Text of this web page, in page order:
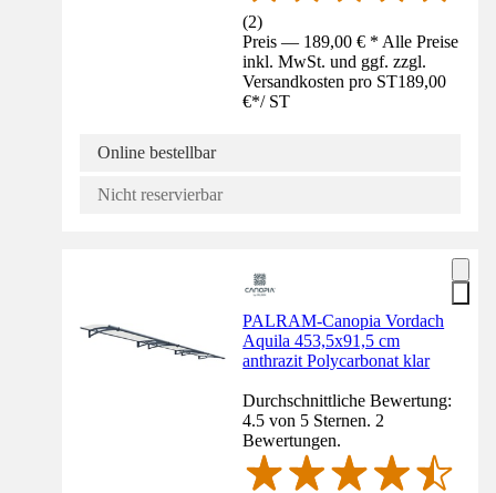
(2)
Preis — 189,00 € * Alle Preise
inkl. MwSt. und ggf. zzgl.
Versandkosten pro ST189,00
€*/ ST
Online bestellbar
Nicht reservierbar
PALRAM-Canopia Vordach
Aquila 453,5x91,5 cm
anthrazit Polycarbonat klar
Durchschnittliche Bewertung:
4.5 von 5 Sternen. 2
Bewertungen.